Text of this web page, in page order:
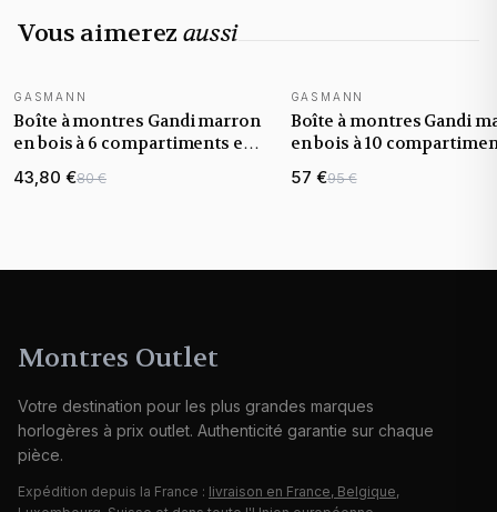
Vous aimerez aussi
NOUVEAUTÉ
GASMANN
Boîte à montres Gandi marron
en bois à 6 compartiments et
couvercle vitré
43,80 €80 €
NOUVEAUTÉ
GASMANN
Boîte à montres Gandi
en bois à 10
couvercle vitré
57 €95 €
Montres Outlet
Votre destination pour les plus grandes marques
horlogères à prix outlet. Authenticité garantie sur chaque
pièce.
Expédition depuis la France : livraison en France, Belgique,